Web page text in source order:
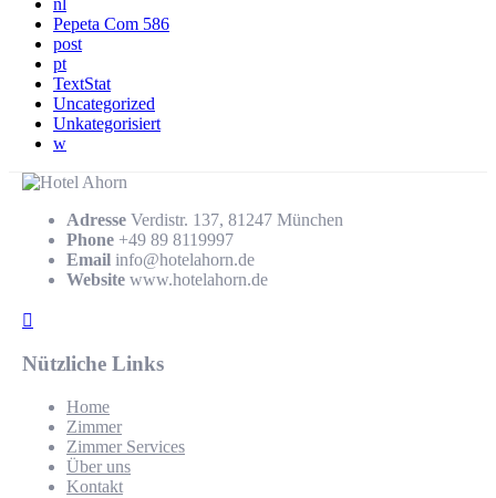
Pepeta Com 586
post
pt
TextStat
Uncategorized
Unkategorisiert
w
Adresse Verdistr. 137, 81247 München
Phone +49 89 8119997
Email info@hotelahorn.de
Website www.hotelahorn.de
Nützliche Links
Home
Zimmer
Zimmer Services
Über uns
Kontakt